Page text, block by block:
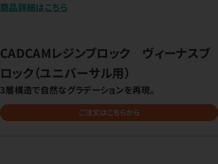
商品詳細はこちら
CADCAMレジンブロック ヴィーナスブ
ロック（ユニバーサル用）
3層構造で自然なグラデーションを再現。
ご注文はこちらから